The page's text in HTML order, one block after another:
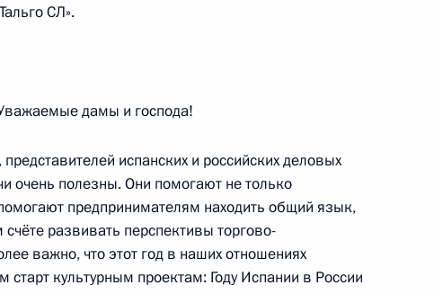
премий
и Года Испании в России
СЛ».
дамы и господа!
испанских и российских деловых
очень полезны. Они помогают не только
предпринимателям находить общий язык,
развивать перспективы торгово-
важно, что этот год в наших отношениях
культурным проектам: Году Испании в России